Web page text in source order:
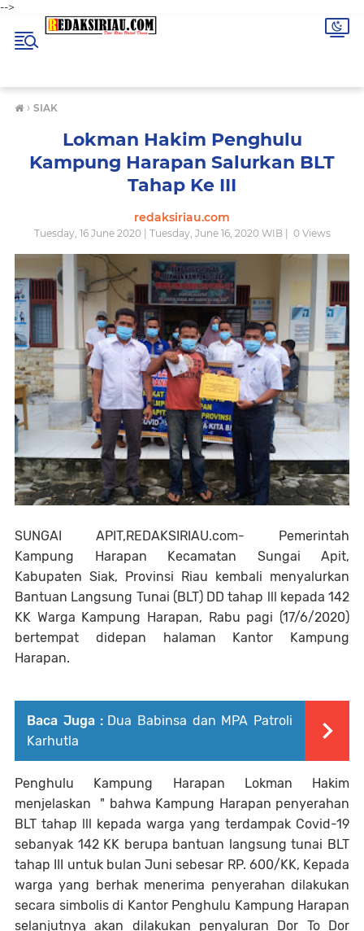
-->
› SIAK
Lokman Hakim Penghulu
Kampung Harapan Salurkan BLT
Tahap Ke III
redaksiriau.com
Tuesday, 16 June 2020 | Tuesday, June 16, 2020 WIB | 0Views
SUNGAI APIT,REDAKSIRIAU.com- Pemerintah
Kampung Harapan Kecamatan Sungai Apit,
Kabupaten Siak, Provinsi Riau kembali menyalurkan
Bantuan Langsung Tunai (BLT) DD tahap lll kepada 142
KK Warga Kampung Harapan, Rabu pagi (17/6/2020)
bertempat didepan halaman Kantor Kampung
Harapan.
Baca Juga : Dua Babinsa dan MPA Patroli
Karhutla
Penghulu Kampung Harapan Lokman Hakim
menjelaskan " bahwa Kampung Harapan penyerahan
BLT tahap lll kepada warga yang terdampak Covid-19
sebanyak 142 KK berupa bantuan langsung tunai BLT
tahap III untuk bulan Juni sebesar RP. 600/KK, Kepada
warga yang berhak menerima penyerahan dilakukan
secara simbolis di Kantor Penghulu Kampung Harapan
selanjutnya akan dilakukan penyaluran Dor To Dor